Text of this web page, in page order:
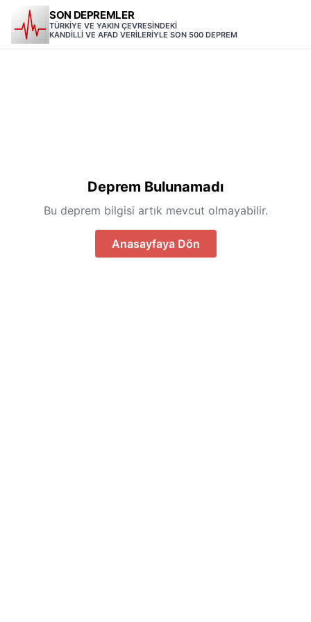
SON DEPREMLER
TÜRKİYE VE YAKIN ÇEVRESİNDEKİ
KANDİLLİ VE AFAD VERİLERİYLE SON 500 DEPREM
Deprem Bulunamadı
Bu deprem bilgisi artık mevcut olmayabilir.
Anasayfaya Dön